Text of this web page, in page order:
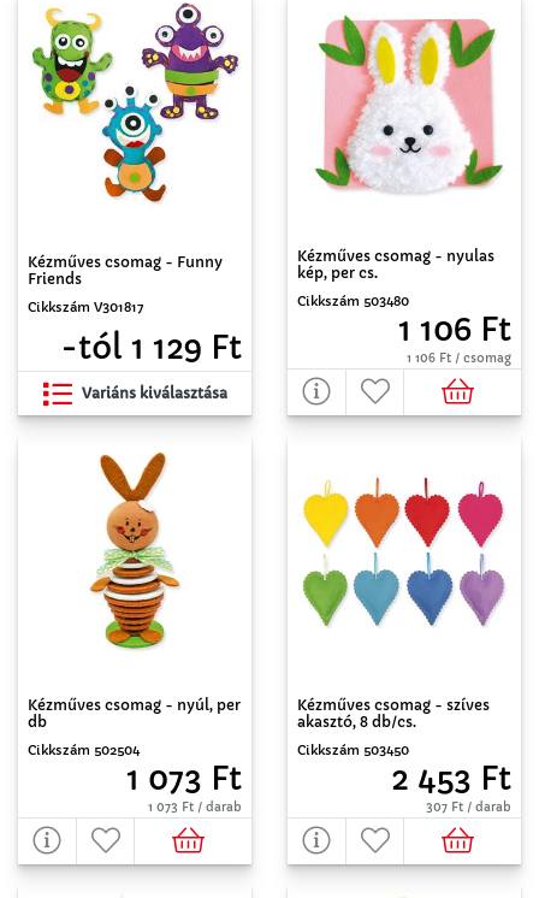
Kézműves csomag - Funny
Friends
Cikkszám V301817
-tól 1 129 Ft
Variáns kiválasztása
Kézműves csomag - nyulas
kép, per cs.
Cikkszám 503480
1 106 Ft
1 106 Ft / csomag
Kézműves csomag - nyúl, per
db
Cikkszám 502504
1 073 Ft
1 073 Ft / darab
Kézműves csomag - szíves
akasztó, 8 db/cs.
Cikkszám 503450
2 453 Ft
307 Ft / darab